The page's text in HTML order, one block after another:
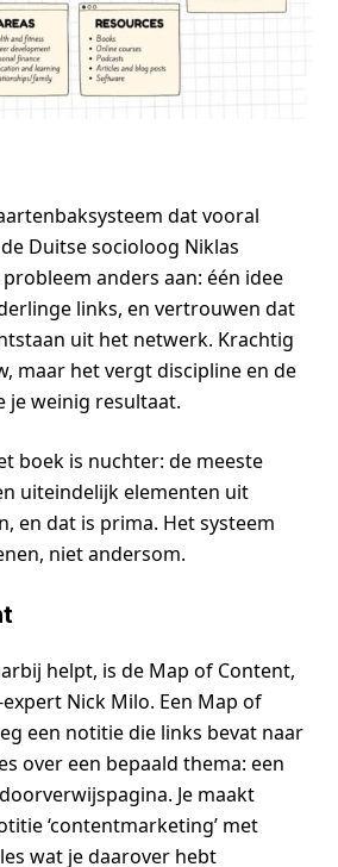
dat vooral
Duitse socioloog Niklas
anders aan: één idee
links, en vertrouwen dat
uit het netwerk. Krachtig
maar het vergt discipline en de
je weinig resultaat.
boek is nuchter: de meeste
uiteindelijk elementen uit
en dat is prima. Het systeem
niet andersom.
helpt, is de Map of Content,
Nick Milo. Een Map of
een notitie die links bevat naar
over een bepaald thema: een
Je maakt
‘contentmarketing’ met
wat je daarover hebt